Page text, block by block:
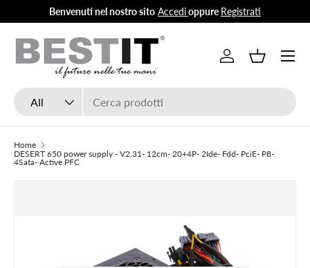
Skip to content
Benvenuti nel nostro sito Accedioppure Registrati
Search
Product type
All
Log inBasket
Menu
Home
DESERT 650 power supply - V2.31- 12cm- 20+4P- 2Ide- Fdd- PciE- P8-
4Sata- Active PFC